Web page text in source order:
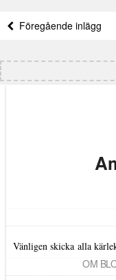
Föregående inlägg
Vänligen skicka alla
OM